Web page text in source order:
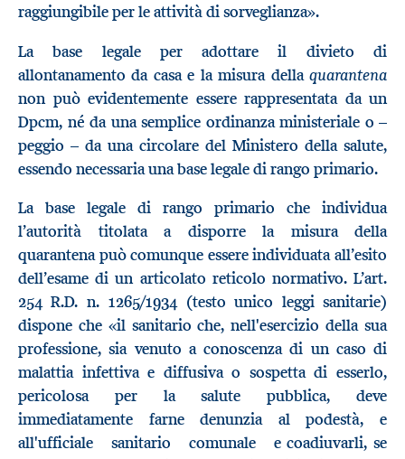
raggiungibile per le attività di sorveglianza».
La base legale per adottare il divieto di
allontanamento da casa e la misura della quarantena
non può evidentemente essere rappresentata da un
Dpcm, né da una semplice ordinanza ministeriale o –
peggio – da una circolare del Ministero della salute,
essendo necessaria una base legale di rango primario.
La base legale di rango primario che individua
l’autorità titolata a disporre la misura della
quarantena può comunque essere individuata all’esito
dell’esame di un articolato reticolo normativo. L’art.
254 R.D. n. 1265/1934 (testo unico leggi sanitarie)
dispone che «il sanitario che, nell'esercizio della sua
professione, sia venuto a conoscenza di un caso di
malattia infettiva e diffusiva o sospetta di esserlo,
pericolosa per la salute pubblica, deve
immediatamente farne denunzia al podestà, e
all'ufficiale sanitario comunale e coadiuvarli, se